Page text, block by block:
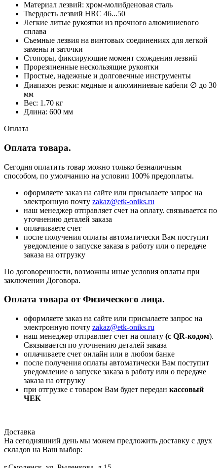
Материал лезвий: хром-молибденовая сталь
Твердость лезвий HRC 46...50
Легкие литые рукоятки из прочного алюминиевого
сплава
Съемные лезвия на винтовых соединениях для легкой
замены и заточки
Стопоры, фиксирующие момент схождения лезвий
Прорезиненные нескользящие рукоятки
Простые, надежные и долговечные инструменты
Диапазон резки: медные и алюминиевые кабели ∅ до 30
мм
Вес: 1.70 кг
Длина: 600 мм
Оплата
Оплата товара.
Сегодня оплатить товар можно только безналичным
способом, по умолчанию на условии 100% предоплаты.
оформляете заказ на сайте или присылаете запрос на
электронную почту zakaz@etk-oniks.ru
наш менеджер отправляет счет на оплату. связывается по
уточнению деталей заказа
оплачиваете счет
после получения оплаты автоматически Вам поступит
уведомление о запуске заказа в работу или о передаче
заказа на отгрузку
По договоренности, возможны иные условия оплаты при
заключении Договора.
Оплата товара от Физического лица.
оформляете заказ на сайте или присылаете запрос на
электронную почту zakaz@etk-oniks.ru
наш менеджер отправляет счет на оплату (с QR-кодом).
Связывается по уточнению деталей заказа
оплачиваете счет онлайн или в любом банке
после получения оплаты автоматически Вам поступит
уведомление о запуске заказа в работу или о передаче
заказа на отгрузку
при отгрузке с товаром Вам будет передан кассовый
ЧЕК
Доставка
На сегодняшний день мы можем предложить доставку с двух
складов на Ваш выбор: